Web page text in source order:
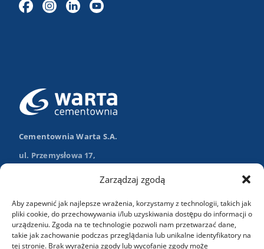
Zarządzaj zgodą
Aby zapewnić jak najlepsze wrażenia, korzystamy z technologii, takich jak
pliki cookie, do przechowywania i/lub uzyskiwania dostępu do informacji o
urządzeniu. Zgoda na te technologie pozwoli nam przetwarzać dane,
takie jak zachowanie podczas przeglądania lub unikalne identyfikatory na
tej stronie. Brak wyrażenia zgody lub wycofanie zgody może
Cementownia Warta S.A.
ul. Przemysłowa 17,
Nawiguj w Google Maps
+48 (43) 84 13 003
info@wartasa.com.pl